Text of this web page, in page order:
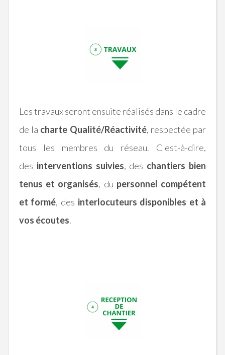
Les travaux seront ensuite réalisés dans le cadre
de la charte Qualité/Réactivité, respectée par
tous les membres du réseau. C'est-à-dire,
des interventions suivies, des chantiers bien
tenus et organisés, du personnel compétent
et formé, des interlocuteurs disponibles et à
vos écoutes.